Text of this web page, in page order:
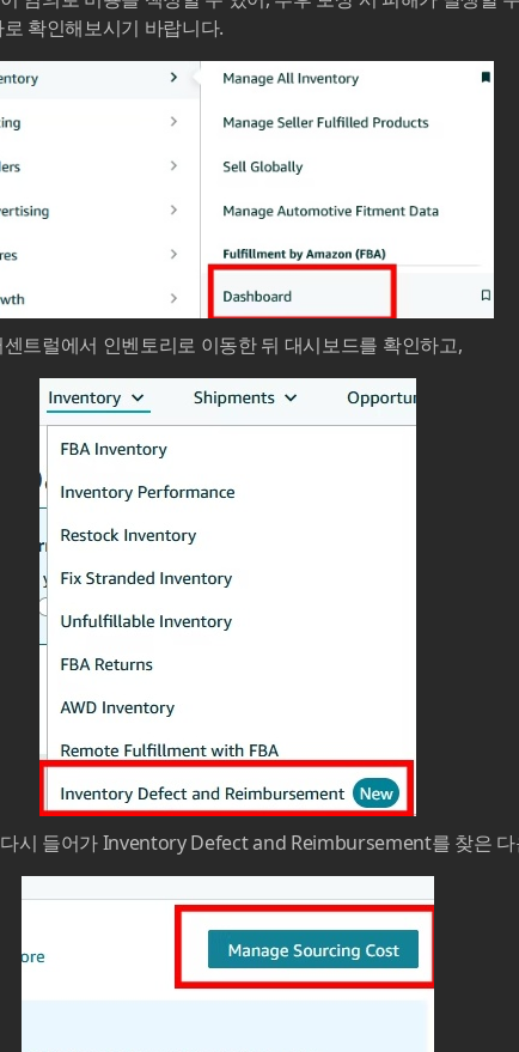
확인해보시기 바랍니다.
트럴에서 인벤토리로 이동한 뒤 대시보드를 확인하고,
시 들어가 Inventory Defect and Reimbursement를 찾은 다